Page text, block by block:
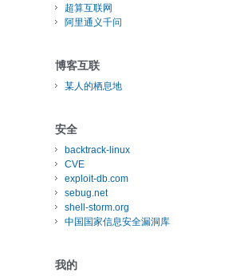
超算互联网
阿里通义千问
博客互联
某人的栖息地
安全
backtrack-linux
CVE
exploit-db.com
sebug.net
shell-storm.org
中国国家信息安全漏洞库
我的